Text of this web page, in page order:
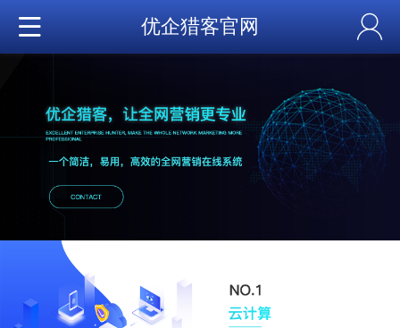
优企猎客官网